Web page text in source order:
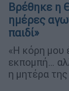
Βρέθηκε η
ημέρες
παιδί»
«Η κόρη μου
εκπομπή…
η μητέρα της